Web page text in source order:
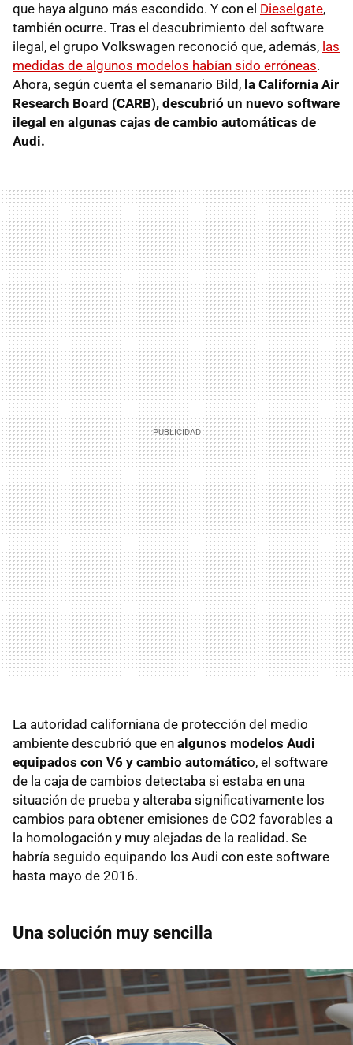
que haya alguno más escondido. Y con el Dieselgate,
también ocurre. Tras el descubrimiento del software
ilegal, el grupo Volkswagen reconoció que, además, las
medidas de algunos modelos habían sido erróneas.
Ahora, según cuenta el semanario Bild, la California Air
Research Board (CARB), descubrió un nuevo software
ilegal en algunas cajas de cambio automáticas de
Audi.
La autoridad californiana de protección del medio
ambiente descubrió que en algunos modelos Audi
equipados con V6 y cambio automático, el software
de la caja de cambios detectaba si estaba en una
situación de prueba y alteraba significativamente los
cambios para obtener emisiones de CO2 favorables a
la homologación y muy alejadas de la realidad. Se
habría seguido equipando los Audi con este software
hasta mayo de 2016.
Una solución muy sencilla